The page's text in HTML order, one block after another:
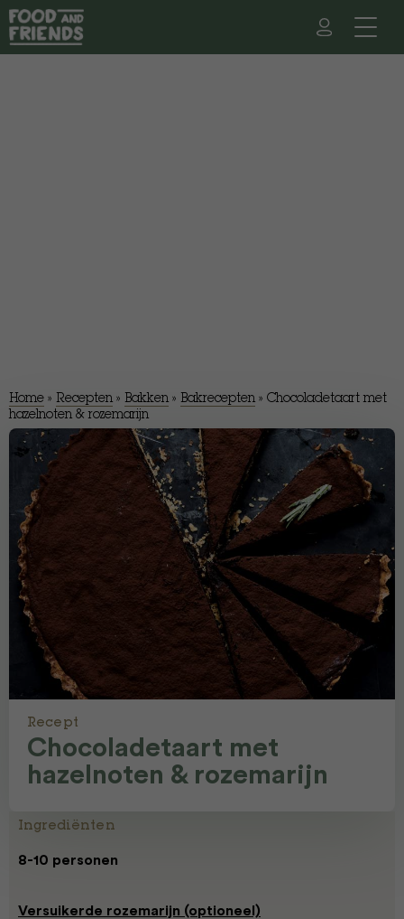
Home » Recepten » Bakken » Bakrecepten » Chocoladetaart met
hazelnoten & rozemarijn
Recept
Chocoladetaart met
hazelnoten & rozemarijn
Ingrediënten
8-10 personen
Versuikerde rozemarijn (optioneel)